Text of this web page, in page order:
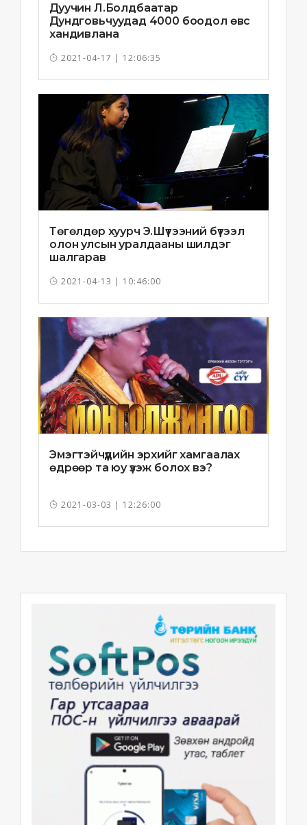
Дуучин Л.Болдбаатар
Дундговьчуудад 4000 боодол өвс
хандивлана
2021-04-17 | 12:06:35
Төгөлдөр хуурч Э.Шүтээний бүтээл
олон улсын уралдааны шилдэг
шалгарав
2021-04-13 | 10:46:00
Эмэгтэйчүүдийн эрхийг хамгаалах
өдрөөр та юу үзэж болох вэ?
2021-03-03 | 12:26:00